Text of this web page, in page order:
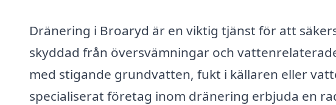
Dränering i Broaryd är en viktig tjänst för att
skyddad från översvämningar och
med stigande grundvatten, fukt i källaren eller
specialiserat företag inom dränering erbjuda en